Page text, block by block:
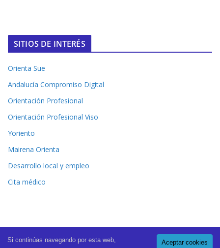
SITIOS DE INTERÉS
Orienta Sue
Andalucía Compromiso Digital
Orientación Profesional
Orientación Profesional Viso
Yoriento
Mairena Orienta
Desarrollo local y empleo
Cita médico
Copyright © 2026 El Periódico de Mairena . All rights reserved.
Aceptar cookies
Si continúas navegando por esta web,